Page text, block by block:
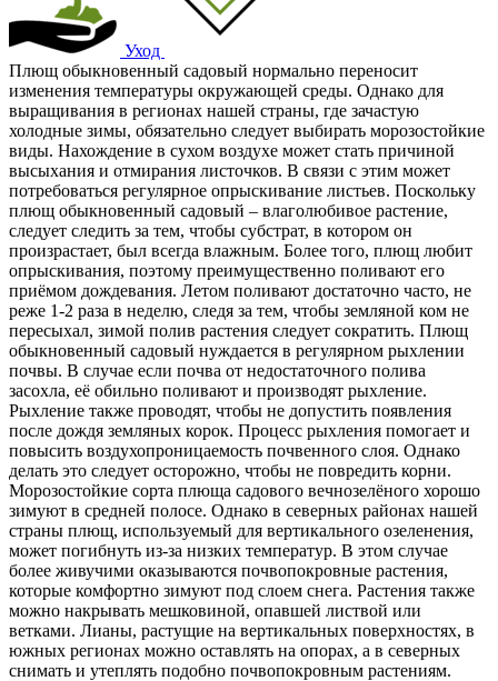
Уход
Плющ обыкновенный садовый нормально переносит
изменения температуры окружающей среды. Однако для
выращивания в регионах нашей страны, где зачастую
холодные зимы, обязательно следует выбирать морозостойкие
виды. Нахождение в сухом воздухе может стать причиной
высыхания и отмирания листочков. В связи с этим может
потребоваться регулярное опрыскивание листьев. Поскольку
плющ обыкновенный садовый – влаголюбивое растение,
следует следить за тем, чтобы субстрат, в котором он
произрастает, был всегда влажным. Более того, плющ любит
опрыскивания, поэтому преимущественно поливают его
приёмом дождевания. Летом поливают достаточно часто, не
реже 1-2 раза в неделю, следя за тем, чтобы земляной ком не
пересыхал, зимой полив растения следует сократить. Плющ
обыкновенный садовый нуждается в регулярном рыхлении
почвы. В случае если почва от недостаточного полива
засохла, её обильно поливают и производят рыхление.
Рыхление также проводят, чтобы не допустить появления
после дождя земляных корок. Процесс рыхления помогает и
повысить воздухопроницаемость почвенного слоя. Однако
делать это следует осторожно, чтобы не повредить корни.
Морозостойкие сорта плюща садового вечнозелёного хорошо
зимуют в средней полосе. Однако в северных районах нашей
страны плющ, используемый для вертикального озеленения,
может погибнуть из-за низких температур. В этом случае
более живучими оказываются почвопокровные растения,
которые комфортно зимуют под слоем снега. Растения также
можно накрывать мешковиной, опавшей листвой или
ветками. Лианы, растущие на вертикальных поверхностях, в
южных регионах можно оставлять на опорах, а в северных
снимать и утеплять подобно почвопокровным растениям.